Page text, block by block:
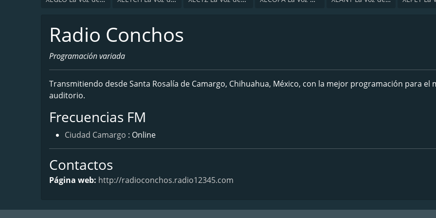
Radio Conchos
Programación variada
Transmitiendo desde Santa Rosalía de Camargo, Chihuahua, México, con la mejor programación para el
auditorio.
Frecuencias FM
Ciudad Camargo : Online
Contactos
Página web: http://radioconchos.radio12345.com